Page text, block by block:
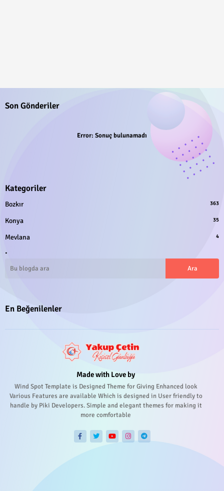
Son Gönderiler
Error: Sonuç bulunamadı
Kategoriler
Bozkır 363
Konya 35
Mevlana 4
.
En Beğenilenler
Made with Love by
Wind Spot Template is Designed Theme for Giving Enhanced look
Various Features are available Which is designed in User friendly to
handle by Piki Developers. Simple and elegant themes for making it
more comfortable